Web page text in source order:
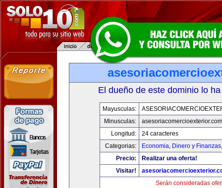
El dueño de este dominio lo
Mayusculas:
Minusculas:
asesoriacomercioexterior.com
Longitud:
24 caracteres
Categorias:
Economia, Dinero y Finanzas
Precio:
Realizar una oferta!
Visitar!
Serán consideradas